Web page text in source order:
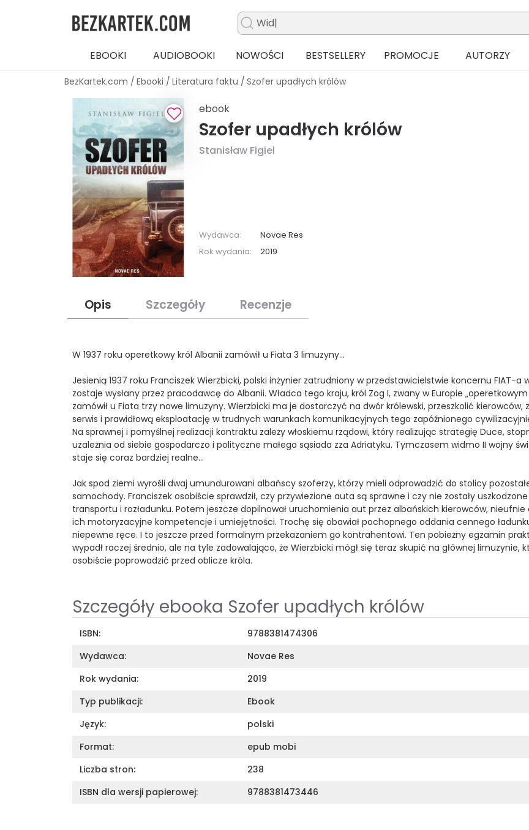
EBOOKI AUDIOBOOKI NOWOŚCI BESTSELLERY PROMOCJE AUTORZY
BezKartek.com / Ebooki / Literatura faktu / Szofer upadłych królów
ebook
Szofer upadłych królów
Stanisław Figiel
Wydawca:
Novae Res
Rok wydania:
2019
Opis Szczegóły Recenzje
W 1937 roku operetkowy król Albanii zamówił u Fiata 3 limuzyny...
Jesienią 1937 roku Franciszek Wierzbicki, polski inżynier zatrudniony w przedstawicielstwie koncernu FIAT-a
zostaje wysłany przez pracodawcę do Albanii. Władca tego kraju, król Zog I, zwany w Europie
zamówił u Fiata trzy nowe limuzyny. Wierzbicki ma je dostarczyć na dwór królewski, przeszkolić kierowców,
serwis i prawidłową eksploatację w trudnych warunkach komunikacyjnych tego zapóźnionego
Na sprawnej i pomyślnej realizacji kontraktu zależy włoskiemu rządowi, który realizując strategię Duce,
uzależnia od siebie gospodarczo i polityczne małego sąsiada zza Adriatyku. Tymczasem widmo II wojny
staje się coraz bardziej realne...
Jak spod ziemi wyrośli dwaj umundurowani albańscy szoferzy, którzy mieli odprowadzić do stolicy
samochody. Franciszek osobiście sprawdził, czy przywiezione auta są sprawne i czy nie zostały
transportu i rozładunku. Potem jeszcze dopilnował uruchomienia aut przez albańskich kierowców,
ich motoryzacyjne kompetencje i umiejętności. Trochę się obawiał pochopnego oddania cennego
niepewne ręce. I to jeszcze przed formalnym przekazaniem go kontrahentowi. Ten pobieżny egzamin
wypadł raczej średnio, ale na tyle zadowalająco, że Wierzbicki mógł się teraz skupić na głównej limuzynie,
osobiście poprowadzić przed oblicze króla.
Szczegóły ebooka Szofer upadłych królów
ISBN:
9788381474306
Wydawca:
Novae Res
Rok wydania:
2019
Typ publikacji:
Ebook
Język:
polski
Format:
epub mobi
Liczba stron:
238
ISBN dla wersji papierowej:
9788381473446